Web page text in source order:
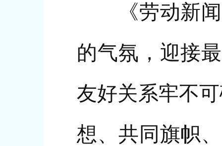
《劳动新闻
的气氛，迎接
友好关系牢不
想、共同旗帜